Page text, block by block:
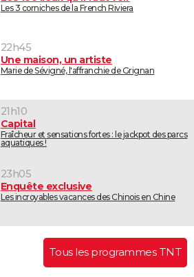
Les 3 corniches de la French Riviera
22h45
Une maison, un artiste
Marie de Sévigné, l'affranchie de Grignan
21h10
Capital
Fraîcheur et sensations fortes : le jackpot des parcs
aquatiques !
23h05
Enquête exclusive
Les incroyables vacances des Chinois en Chine
Tous les programmes TNT